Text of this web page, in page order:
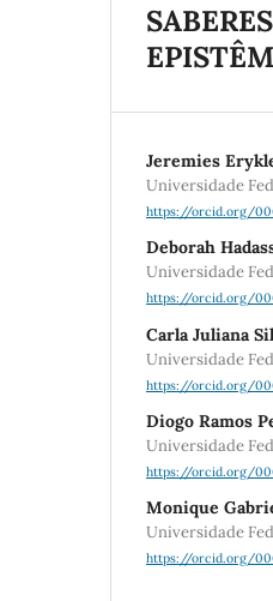
Jeremies
Universidade
https://orcid.org/
Deborah
Universidade
https://orcid.org/
Carla Juliana
Universidade
https://orcid.org/
Diogo Ramos
Universidade
https://orcid.org/
Monique
Universidade
https://orcid.org/